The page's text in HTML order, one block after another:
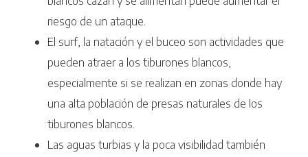
riesgo de un ataque.
El surf, la natación y el buceo son actividades que
pueden atraer a los tiburones blancos,
especialmente si se realizan en zonas donde hay
una alta población de presas naturales de los
tiburones blancos.
Las aguas turbias y la poca visibilidad también